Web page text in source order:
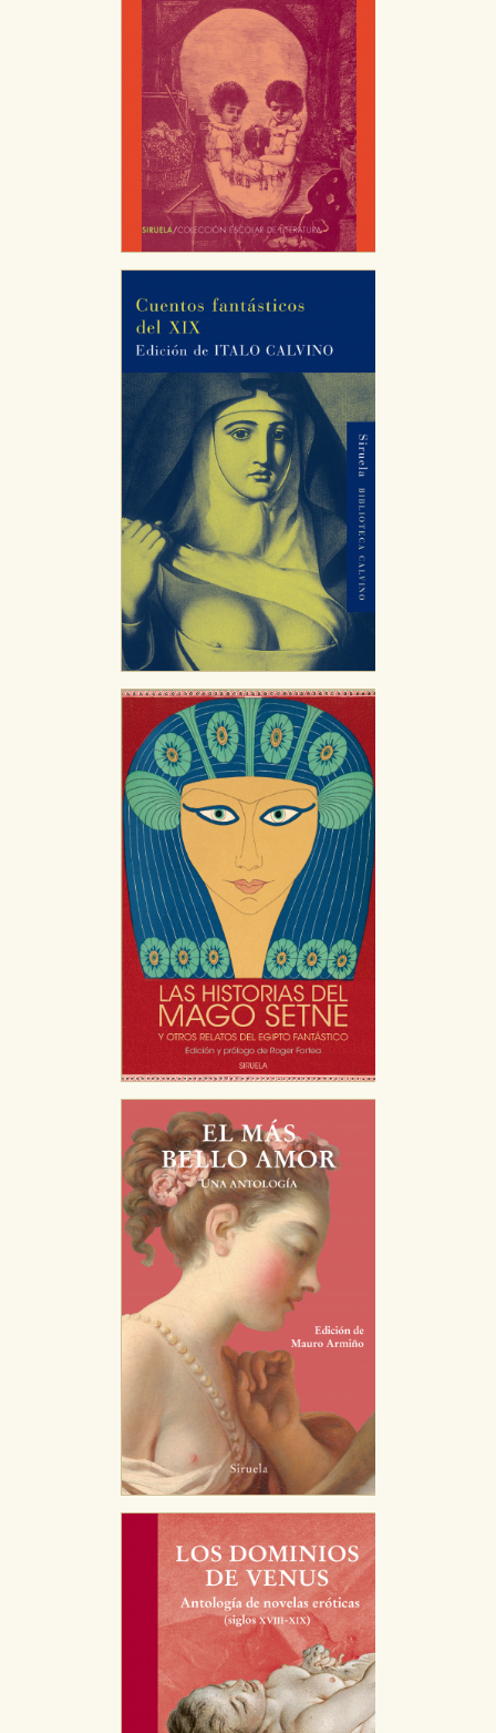
CONFIGURACIÓN DE COOKIES
HABILITAR TODO RECHAZAR TODO
Cookies necesarias
Estas cookies son necesarias para que nuestro sitio
web funcione y no es posible deshabilitarlas desde
nuestro sistema. Es posible hacerlo desde el
navegador, pero en ese caso es posible que algunas
Cookies de rendimiento y analíticas
Estas cookies se utilizan para mejorar su experiencia
de navegación y optimizar el funcionamiento de
servicios para que no tenga que reconfigurarlos cada
vez que nos visita. La información es agregada y, por lo
tanto, es anónima.
Cookies de publicidad y redes sociales
Estas cookies son gestionadas por nuestros socios
publicitarios y se utilizan para mostrar publicidad
relevante para sus intereses en otros sitios. No
almacenan directamente información personal sino
que se basan en la identificación única de su
navegador y dispositivo de internet.
GUARDAR CONFIGURACIÓN
Puede consultar nuestrapolítica de cookies